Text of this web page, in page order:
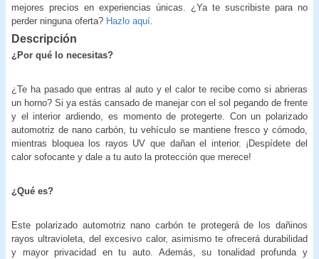
mejores precios en experiencias únicas. ¿Ya te suscribiste para no
perder ninguna oferta? Hazlo aquí
Descripción
¿Por qué lo necesitas?
¿Te ha pasado que entras al auto y el calor te recibe como si abrieras
un horno? Si ya estás cansado de manejar con el sol pegando de frente
y el interior ardiendo, es momento de protegerte. Con un polarizado
automotriz de nano carbón, tu vehículo se mantiene fresco y cómodo,
mientras bloquea los rayos UV que dañan el interior. ¡Despídete del
calor sofocante y dale a tu auto la protección que merece!
¿Qué es?
Este polarizado automotriz nano carbón te protegerá de los dañinos
rayos ultravioleta, del excesivo calor, asimismo te ofrecerá durabilidad
y mayor privacidad en tu auto. Además, su tonalidad profunda y